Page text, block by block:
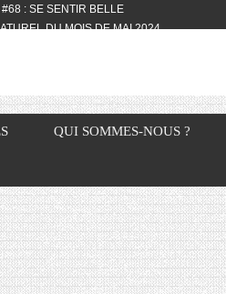
: SE SENTIR BELLE
DU MOIS DE MAI 2024
& BIOTYFULL BOX DU MOIS DE MAI 2024
& CONVIVIALITÉ
& BIOTYFULL BOX DU MOIS D’AVRIL
: L’AVIS DES AUTRES, CE N’EST QUE LA
& BIOTYFULL BOX DES MOIS DE
RECETTES RISOTTO
QUI SOMMES-NOUS ?